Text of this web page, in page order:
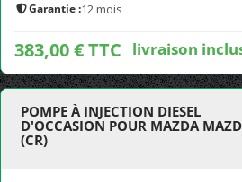
Garantie :12 mois
383,00 € TTC livraison
POMPE À INJECTION DIESEL
D'OCCASION POUR MAZDA
(CR)